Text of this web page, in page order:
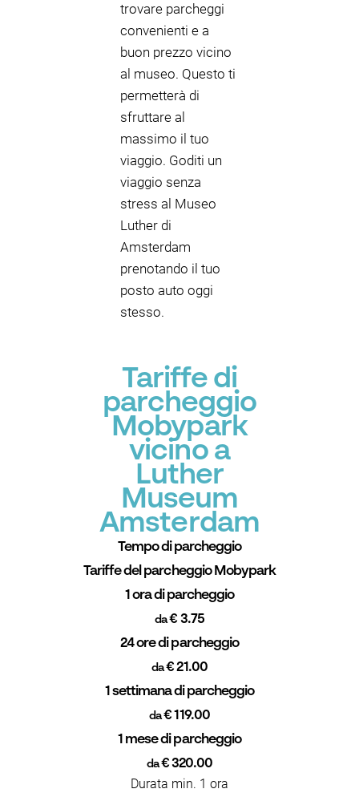
trovare parcheggi
convenienti e a
buon prezzo vicino
al museo. Questo ti
permetterà di
sfruttare al
massimo il tuo
viaggio. Goditi un
viaggio senza
stress al Museo
Luther di
Amsterdam
prenotando il tuo
posto auto oggi
stesso.
Tariffe di
parcheggio
Mobypark
vicino a
Luther
Museum
Amsterdam
Tempo di parcheggio
Tariffe del parcheggio Mobypark
1 ora di parcheggio
da€ 3.75
24 ore di parcheggio
da€ 21.00
1 settimana di parcheggio
da€ 119.00
1 mese di parcheggio
da€ 320.00
Durata min. 1 ora